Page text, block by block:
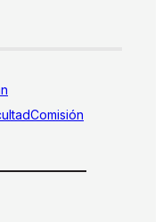
Comisión